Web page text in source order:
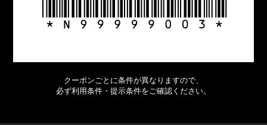
クーポンごとに条件が異なりますので、
必ず利用条件・提示条件をご確認ください。